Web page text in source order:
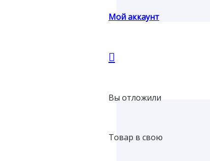
Мой аккаунт
Вы отложили
Товар в свою